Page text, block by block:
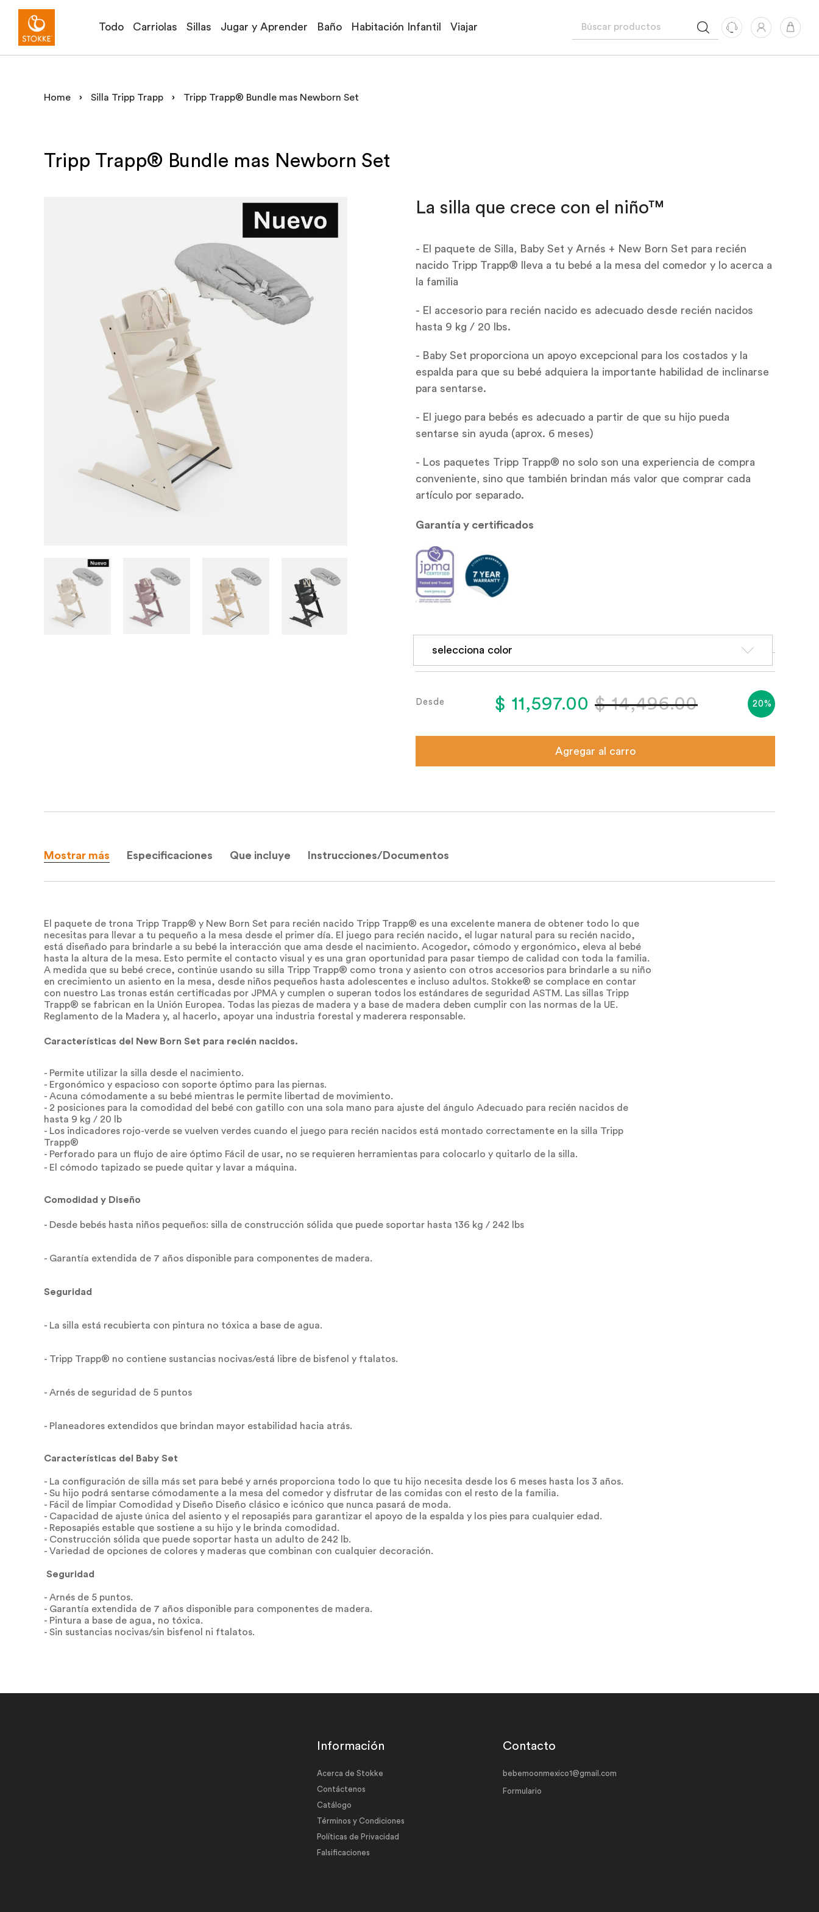
Todo Carriolas Sillas Jugar y Aprender Baño Habitación Infantil Viajar
Home › Silla Tripp Trapp › Tripp Trapp® Bundle mas Newborn Set
Tripp Trapp® Bundle mas Newborn Set
La silla que crece con el niño™
- El paquete de Silla, Baby Set y Arnés + New Born Set para recién
nacido Tripp Trapp® lleva a tu bebé a la mesa del comedor y lo acerca a
la familia
- El accesorio para recién nacido es adecuado desde recién nacidos
hasta 9 kg / 20 lbs.
- Baby Set proporciona un apoyo excepcional para los costados y la
espalda para que su bebé adquiera la importante habilidad de inclinarse
para sentarse.
- El juego para bebés es adecuado a partir de que su hijo pueda
sentarse sin ayuda (aprox. 6 meses)
- Los paquetes Tripp Trapp® no solo son una experiencia de compra
conveniente, sino que también brindan más valor que comprar cada
artículo por separado.
Garantía y certificados
Desde $ 11,597.00 $ 14,496.00 20%
Agregar al carro
Mostrar más Especificaciones Que incluye Instrucciones/Documentos
El paquete de trona Tripp Trapp® y New Born Set para recién nacido Tripp Trapp® es una excelente manera de obtener todo lo que
necesitas para llevar a tu pequeño a la mesa desde el primer día. El juego para recién nacido, el lugar natural para su recién nacido,
está diseñado para brindarle a su bebé la interacción que ama desde el nacimiento. Acogedor, cómodo y ergonómico, eleva al bebé
hasta la altura de la mesa. Esto permite el contacto visual y es una gran oportunidad para pasar tiempo de calidad con toda la familia.
A medida que su bebé crece, continúe usando su silla Tripp Trapp® como trona y asiento con otros accesorios para brindarle a su niño
en crecimiento un asiento en la mesa, desde niños pequeños hasta adolescentes e incluso adultos. Stokke® se complace en contar
con nuestro Las tronas están certificadas por JPMA y cumplen o superan todos los estándares de seguridad ASTM. Las sillas Tripp
Trapp® se fabrican en la Unión Europea. Todas las piezas de madera y a base de madera deben cumplir con las normas de la UE.
Reglamento de la Madera y, al hacerlo, apoyar una industria forestal y maderera responsable.
Características del New Born Set para recién nacidos.
- Permite utilizar la silla desde el nacimiento.
- Ergonómico y espacioso con soporte óptimo para las piernas.
- Acuna cómodamente a su bebé mientras le permite libertad de movimiento.
- 2 posiciones para la comodidad del bebé con gatillo con una sola mano para ajuste del ángulo Adecuado para recién nacidos de
hasta 9 kg / 20 lb
- Los indicadores rojo-verde se vuelven verdes cuando el juego para recién nacidos está montado correctamente en la silla Tripp
Trapp®
- Perforado para un flujo de aire óptimo Fácil de usar, no se requieren herramientas para colocarlo y quitarlo de la silla.
- El cómodo tapizado se puede quitar y lavar a máquina.
Comodidad y Diseño
- Desde bebés hasta niños pequeños: silla de construcción sólida que puede soportar hasta 136 kg / 242 lbs
- Garantía extendida de 7 años disponible para componentes de madera.
Seguridad
- La silla está recubierta con pintura no tóxica a base de agua.
- Tripp Trapp® no contiene sustancias nocivas/está libre de bisfenol y ftalatos.
- Arnés de seguridad de 5 puntos
- Planeadores extendidos que brindan mayor estabilidad hacia atrás.
Características del Baby Set
- La configuración de silla más set para bebé y arnés proporciona todo lo que tu hijo necesita desde los 6 meses hasta los 3 años.
- Su hijo podrá sentarse cómodamente a la mesa del comedor y disfrutar de las comidas con el resto de la familia.
- Fácil de limpiar Comodidad y Diseño Diseño clásico e icónico que nunca pasará de moda.
- Capacidad de ajuste única del asiento y el reposapiés para garantizar el apoyo de la espalda y los pies para cualquier edad.
- Reposapiés estable que sostiene a su hijo y le brinda comodidad.
- Construcción sólida que puede soportar hasta un adulto de 242 lb.
- Variedad de opciones de colores y maderas que combinan con cualquier decoración.
Seguridad
- Arnés de 5 puntos.
- Garantía extendida de 7 años disponible para componentes de madera.
- Pintura a base de agua, no tóxica.
- Sin sustancias nocivas/sin bisfenol ni ftalatos.
Información
Acerca de Stokke
Contáctenos
Catálogo
Términos y Condiciones
Políticas de Privacidad
Falsificaciones
Contacto
bebemoonmexico1@gmail.com
Formulario